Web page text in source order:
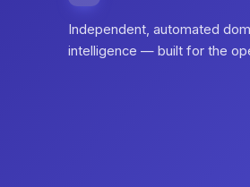
Independent, automated
intelligence — built for the